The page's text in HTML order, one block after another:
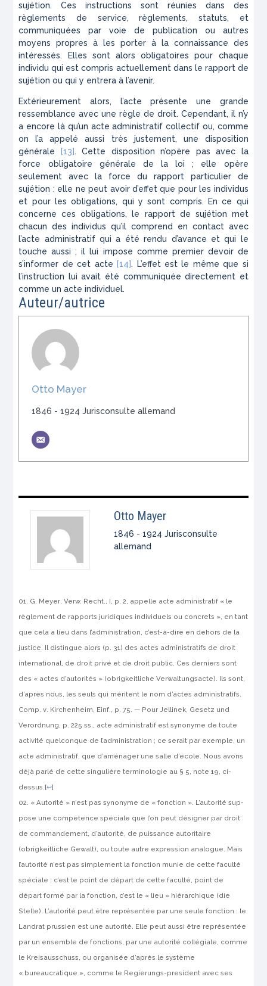
sujétion. Ces instructions sont réunies dans des
règlements de service, règle­ments, statuts, et
communiquées par voie de publi­cation ou autres
moyens propres à les porter à la connaissance des
intéressés. Elles sont alors obliga­toires pour chaque
individu qui est compris actuelle­ment dans le rapport de
sujétion ou qui y entrera à l’avenir.
Extérieurement alors, l’acte présente une grande
ressemblance avec une règle de droit. Cependant, il n’y
a encore là qu’un acte administratif collectif ou, comme
on l’a appelé aussi très justement, une disposition
générale
[13]. Cette disposition n’opère pas avec la
force obligatoire générale de la loi ; elle opère
seulement avec la force du rapport particulier de
sujétion : elle ne peut avoir d’effet que pour les indi­vidus
et pour les obligations, qui y sont compris. En ce qui
concerne ces obligations, le rapport de sujétion met
chacun des individus qu’il comprend en contact avec
l’acte administratif qui a été rendu d’a­vance et qui le
touche aussi ; il lui impose comme pre­mier devoir de
s’informer de cet acte [14]. L’effet est le même que si
l’instruction lui avait été communi­quée directement et
comme un acte individuel.
Auteur/autrice
Otto Mayer
1846 - 1924 Jurisconsulte allemand
Otto Mayer
1846 - 1924 Jurisconsulte
allemand
G. Meyer, Verw. Recht., I, p. 2, appelle acte administratif « le
règlement de rapports juridiques individuels ou concrets », en tant
que cela a lieu dans l’administration, c’est-à-dire en dehors de la
jus­tice. Il distingue alors (p. 31) des actes administratifs de droit
inter­national, de droit privé et de droit public. Ces derniers sont
des « actes d’autorités » (obrigkeitliche Verwaltungsacte). Ils sont,
d’après nous, les seuls qui méritent le nom d’actes administratifs.
Comp.v. Kirchenheim, Einf., p. 75. — PourJellinek, Gesetz und
Verordnung, p. 225 ss., acte administratif est synonyme de toute
activité quelcon­que de l’administration ; ce serait par exemple, un
acte administratif, que d’aménager une salle d’école. Nous avons
déjà parlé de cette sin­gulière terminologie au § 5, note 19, ci-
dessus.[↩]
« Autorité » n’est pas synonyme de « fonction ». L’autorité sup­
pose une compétence spéciale que l’on peut désigner par droit
de com­mandement, d’autorité, de puissance autoritaire
(obrigkeitliche Gewalt), ou toute autre expression analogue. Mais
l’autorité n’est pas simplement la fonction munie de cette faculté
spéciale : c’est le point de départ de cette faculté, point de
départ formé par la fonction, c’est le « lieu » hiérarchique (die
Stelle). L’autorité peut être représentée par une seule fonction : le
Landrat prussien est une autorité. Elle peut aussi être représentée
par un ensemble de fonctions, par une autorité collé­giale, comme
le Kreisausschuss, ou organisée d’après le système
« bureaucratique », comme le Regierungs-president avec ses